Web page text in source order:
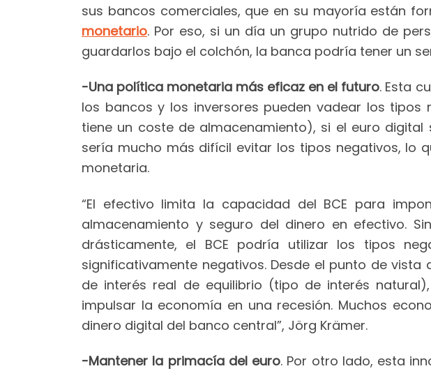
sus bancos comerciales, que en su mayoría están
monetario. Por eso, si un día un grupo nutrido de
guardarlos bajo el colchón, la banca podría tener un
-Una política monetaria más eficaz en el futuro. Esta
los bancos y los inversores pueden vadear los
tiene un coste de almacenamiento), si el euro
sería mucho más difícil evitar los tipos negativos, lo
monetaria.
“El efectivo limita la capacidad del BCE para
almacenamiento y seguro del dinero en efectivo.
drásticamente, el BCE podría utilizar los tipos
significativamente negativos. Desde el punto de
de interés real de equilibrio (tipo de interés
impulsar la economía en una recesión. Muchos
dinero digital del banco central”, Jörg Krämer.
-Mantener la primacía del euro. Por otro lado, esta